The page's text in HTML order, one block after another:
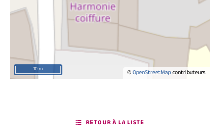
©OpenStreetMapcontributeurs.
10 m
RETOUR À LA LISTE